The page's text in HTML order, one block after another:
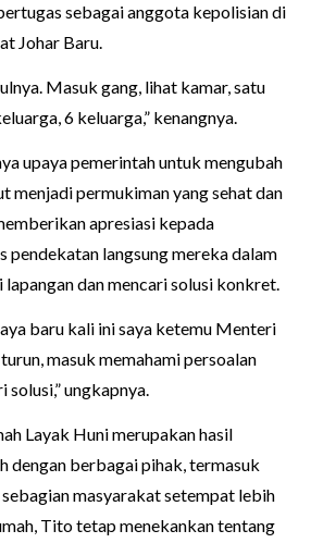
sebagai anggota kepolisian di
Johar Baru.
Masuk gang, lihat kamar, satu
6 keluarga,” kenangnya.
upaya pemerintah untuk mengubah
menjadi permukiman yang sehat dan
apresiasi kepada
pendekatan langsung mereka dalam
lapangan dan mencari solusi konkret.
baru kali ini saya ketemu Menteri
masuk memahami persoalan
solusi,” ungkapnya.
Layak Huni merupakan hasil
dengan berbagai pihak, termasuk
masyarakat setempat lebih
Tito tetap menekankan tentang